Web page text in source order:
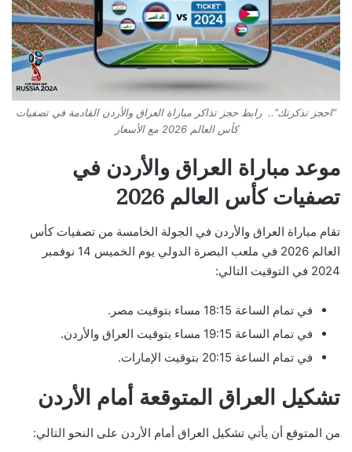
“احجز تذكرتك”.. رابط حجز تذاكر مباراة العراق والأردن القادمة في تصفيات
كأس العالم 2026 مع الأسعار
موعد مباراة العراق والأردن في
تصفيات كأس العالم 2026
تقام مباراة العراق والأردن في الجولة الخامسة من تصفيات كأس
العالم 2026 في ملعب البصرة الدولي يوم الخميس 14 نوفمبر
2024 في التوقيت التالي:
في تمام الساعة 18:15 مساء بتوقيت مصر.
في تمام الساعة 19:15 مساء بتوقيت العراق والأردن.
في تمام الساعة 20:15 بتوقيت الإمارات.
تشكيل العراق المتوقعة أمام الأردن
من المتوقع أن يأتي تشكيل العراق أمام الأردن على النحو التالي: